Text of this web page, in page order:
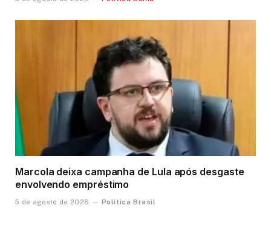
Marcola deixa campanha de Lula após desgaste
envolvendo empréstimo
5 de agosto de 2026 Política Brasil